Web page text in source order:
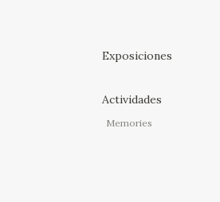
Exposiciones
Actividades
Memories